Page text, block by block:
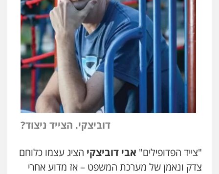
דוביצקי. הצייד ניצוד?
"צייד הפדופילים" אבי דוביצקי הציג עצמו כלוחם
צדק ונאמן של מערכת המשפט – אז מדוע אחרי